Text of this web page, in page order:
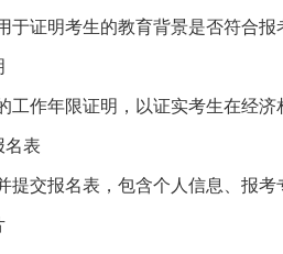
于证明考生的教育背景是否符合报
工作年限证明，以证实考生在经济
名表
提交报名表，包含个人信息、报